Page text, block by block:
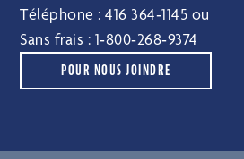
Téléphone :416 364‑1145 ou
Sans frais : 1‑800‑268‑9374
POUR NOUS JOINDRE